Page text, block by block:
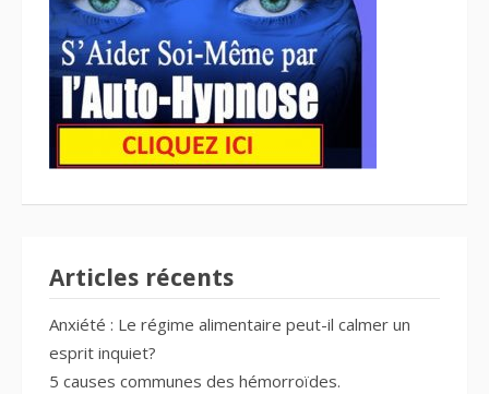
Articles récents
Anxiété : Le régime alimentaire peut-il calmer un
esprit inquiet?
5 causes communes des hémorroïdes.